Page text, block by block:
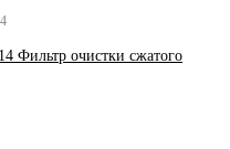
Фильтр очистки сжатого